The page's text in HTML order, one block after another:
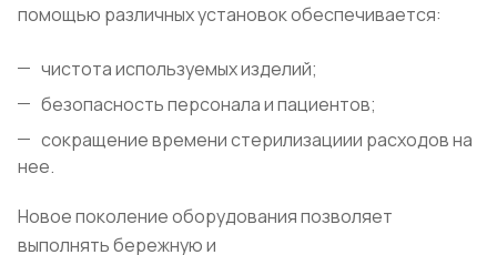
помощью различных установок обеспечивается:
чистота используемых изделий;
безопасность персонала и пациентов;
сокращение времени стерилизациии расходов на
нее.
Новое поколение оборудования позволяет
выполнять бережную и